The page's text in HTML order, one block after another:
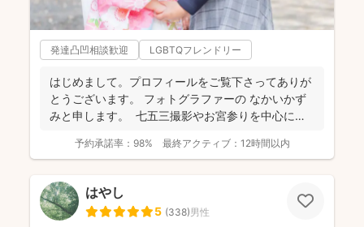
発達凸凹相談歓迎 LGBTQフレンドリー
はじめまして。プロフィールをご覧下さってありが
とうございます。 フォトグラファーの なかいかず
みと申します。 七五三撮影やお宮参りを中心に家
予約承諾率： 98% 最終アクティブ： 12時間以内
はやし
5 (338)男性